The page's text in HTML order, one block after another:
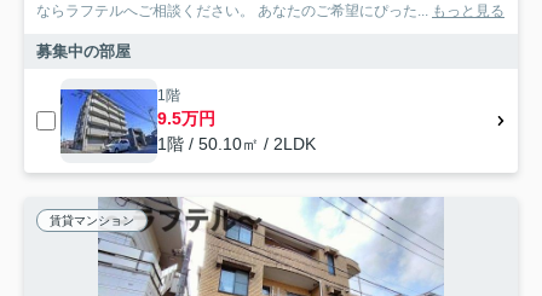
ならラフテルへご相談ください。 あなたのご希望にぴった... もっと見る
募集中の部屋
1階
9.5万円
1階 / 50.10㎡ / 2LDK
賃貸マンション